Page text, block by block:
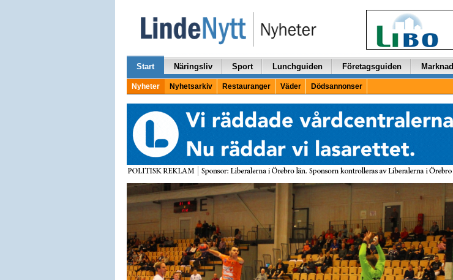
Start Näringsliv Sport Lunchguiden Företagsguiden Marknad
Nyheter Nyhetsarkiv Restauranger Väder Dödsannonser